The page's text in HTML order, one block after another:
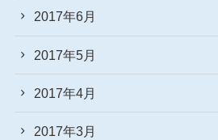
2017年6月
2017年5月
2017年4月
2017年3月